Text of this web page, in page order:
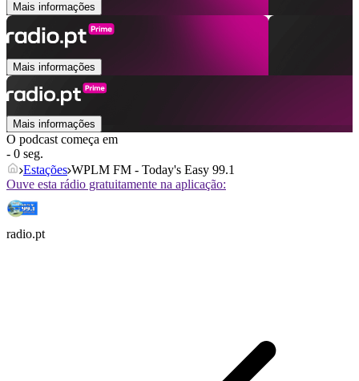
Mais informações
Mais informações
Mais informações
O podcast começa em
- 0 seg.
Estações WPLM FM - Today's Easy 99.1
Ouve esta rádio gratuitamente na aplicação:
radio.pt